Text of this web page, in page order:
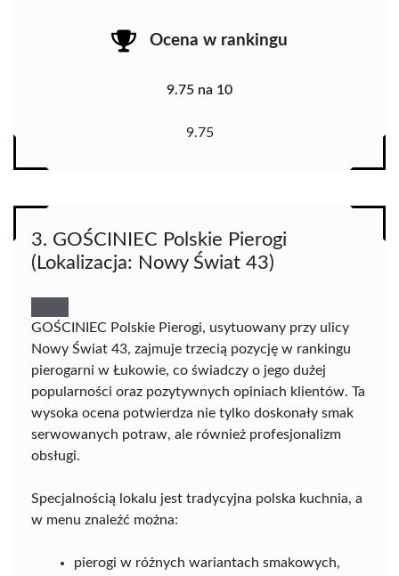
Ocena w rankingu
9.75 na 10
9.75
3. GOŚCINIEC Polskie Pierogi
(Lokalizacja: Nowy Świat 43)
GOŚCINIEC Polskie Pierogi, usytuowany przy ulicy
Nowy Świat 43, zajmuje trzecią pozycję w rankingu
pierogarni w Łukowie, co świadczy o jego dużej
popularności oraz pozytywnych opiniach klientów. Ta
wysoka ocena potwierdza nie tylko doskonały smak
serwowanych potraw, ale również profesjonalizm
obsługi.
Specjalnością lokalu jest tradycyjna polska kuchnia, a
w menu znaleźć można:
pierogi w różnych wariantach smakowych,